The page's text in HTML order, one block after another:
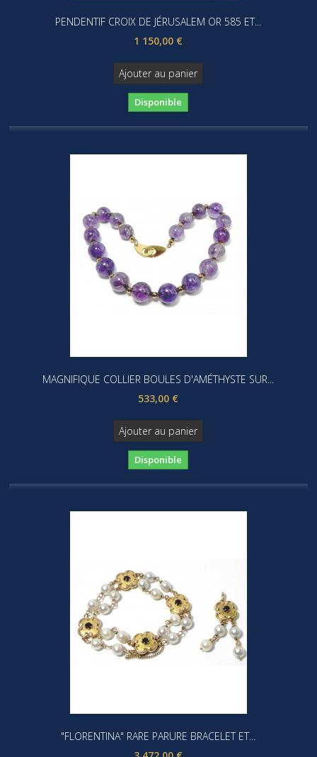
PENDENTIF CROIX DE JÉRUSALEM OR 585 ET...
1 150,00 €
Ajouter au panier
Disponible
MAGNIFIQUE COLLIER BOULES D'AMÉTHYSTE SUR...
533,00 €
Ajouter au panier
Disponible
"FLORENTINA" RARE PARURE BRACELET ET...